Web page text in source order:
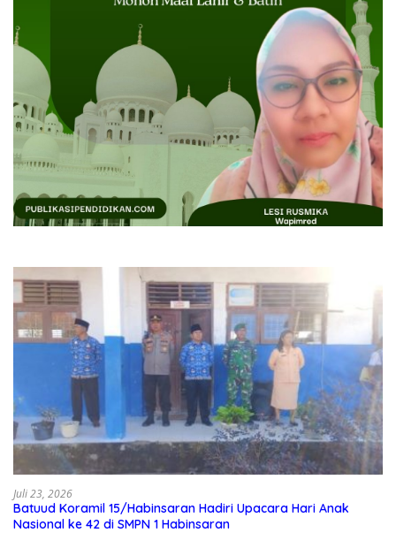
Juli 23, 2026
Batuud Koramil 15/Habinsaran Hadiri Upacara Hari Anak
Nasional ke 42 di SMPN 1 Habinsaran